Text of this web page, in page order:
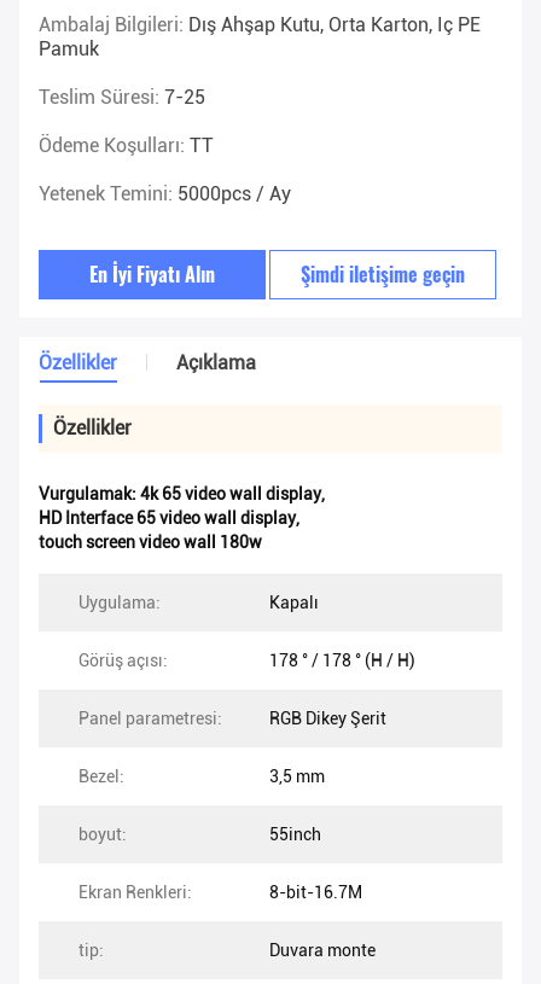
Ambalaj Bilgileri: Dış Ahşap Kutu, Orta Karton, Iç PE
Pamuk
Teslim Süresi: 7-25
Ödeme Koşulları: TT
Yetenek Temini: 5000pcs / Ay
En İyi Fiyatı Alın Şimdi iletişime geçin
Özellikler Açıklama
Özellikler
Vurgulamak: 4k 65 video wall display,
HD Interface 65 video wall display,
touch screen video wall 180w
Uygulama: Kapalı
Görüş açısı: 178 ° / 178 ° (H / H)
Panel parametresi: RGB Dikey Şerit
Bezel: 3,5 mm
boyut: 55inch
Ekran Renkleri: 8-bit-16.7M
tip: Duvara monte